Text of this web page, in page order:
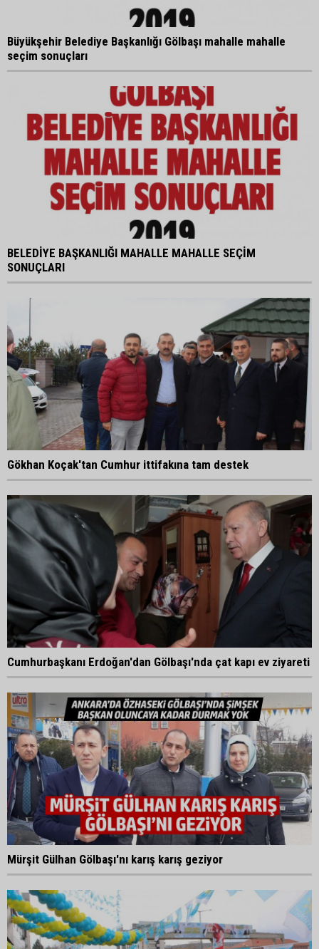
Büyükşehir Belediye Başkanlığı Gölbaşı mahalle mahalle
seçim sonuçları
BELEDİYE BAŞKANLIĞI MAHALLE MAHALLE SEÇİM
SONUÇLARI
Gökhan Koçak'tan Cumhur ittifakına tam destek
Cumhurbaşkanı Erdoğan'dan Gölbaşı'nda çat kapı ev ziyareti
Mürşit Gülhan Gölbaşı'nı karış karış geziyor